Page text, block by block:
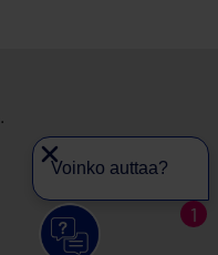
Voinko auttaa?
1